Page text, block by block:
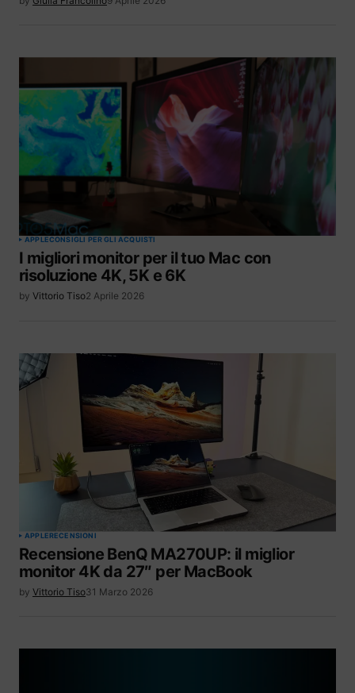
APPLECONSIGLI PER GLI ACQUISTI
I migliori monitor per il tuo Mac con
risoluzione 4K, 5K e 6K
by Vittorio Tiso2 Aprile 2026
APPLERECENSIONI
Recensione BenQ MA270UP: il miglior
monitor 4K da 27″ per MacBook
by Vittorio Tiso31 Marzo 2026